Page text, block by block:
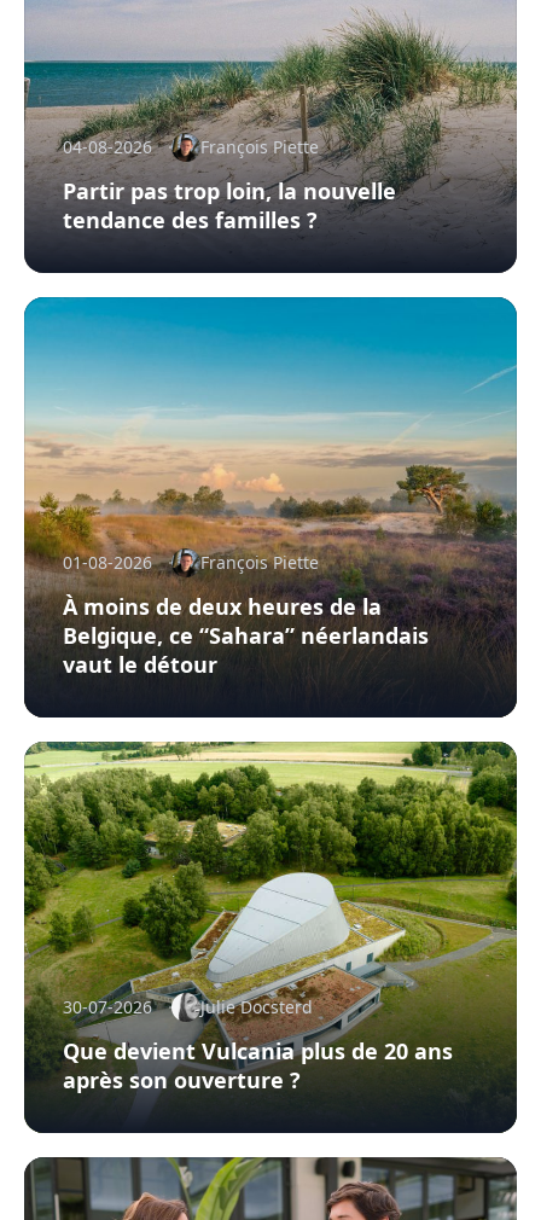
04-08-2026 François Piette
Partir pas trop loin, la nouvelle
tendance des familles ?
01-08-2026 François Piette
À moins de deux heures de la
Belgique, ce “Sahara” néerlandais
vaut le détour
30-07-2026 Julie Docsterd
Que devient Vulcania plus de 20 ans
après son ouverture ?